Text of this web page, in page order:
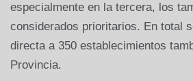
especialmente en la tercera, los
considerados prioritarios. En total
directa a 350 establecimientos
Provincia.